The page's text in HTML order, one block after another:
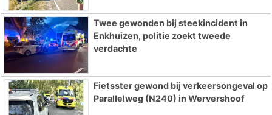
Twee gewonden bij steekincident in
Enkhuizen, politie zoekt tweede
verdachte
Fietsster gewond bij verkeersongeval op
Parallelweg (N240) in Wervershoof